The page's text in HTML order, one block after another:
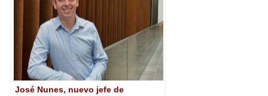
José Nunes, nuevo jefe de